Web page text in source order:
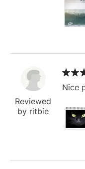
Reviewed
by ritbie
Nice